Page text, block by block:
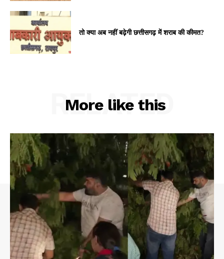
तो क्या अब नहीं बढ़ेगी छत्तीसगढ़ में शराब की कीमत?
More like this
RELATED